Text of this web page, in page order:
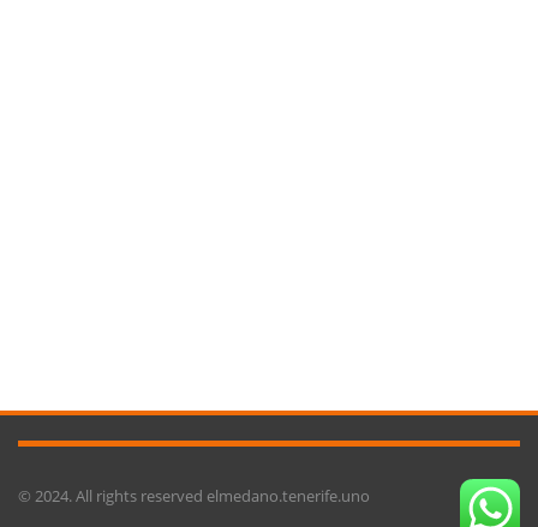
© 2024. All rights reserved elmedano.tenerife.uno